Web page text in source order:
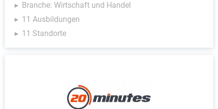
Branche: Wirtschaft und Handel
11 Ausbildungen
11 Standorte